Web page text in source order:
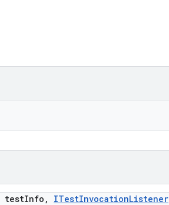
testInfo , ITestInvocationListener